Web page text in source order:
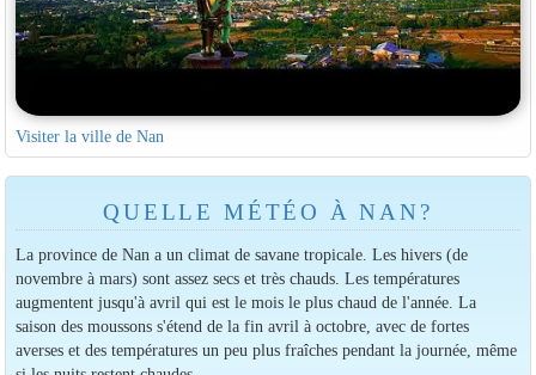
Visiter la ville de Nan
QUELLE MÉTÉO À NAN?
La province de Nan a un climat de savane tropicale. Les hivers (de
novembre à mars) sont assez secs et très chauds. Les températures
augmentent jusqu'à avril qui est le mois le plus chaud de l'année. La
saison des moussons s'étend de la fin avril à octobre, avec de fortes
averses et des températures un peu plus fraîches pendant la journée, même